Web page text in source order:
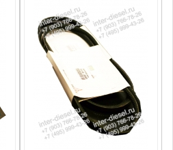
4900 руб.
Опора Двигателя
(Mounting Foot)
02167498